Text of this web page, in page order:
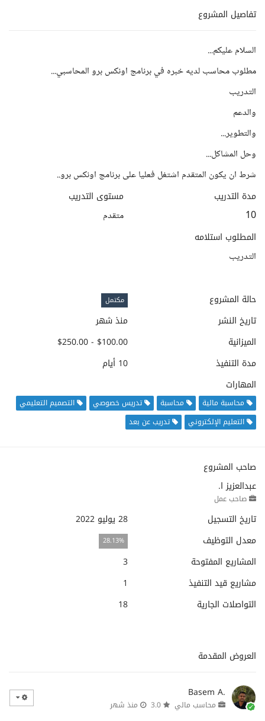
تفاصيل المشروع
السلام عليكم...
مطلوب محاسب لديه خبره في برنامج اونكس برو المحاسبي...
التدريب
والدعم
والتطوير...
وحل المشاكل...
شرط ان يكون المتقدم اشتغل فعليا على برنامج اونكس برو..
مدة التدريب
10
مستوى التدريب
متقدم
المطلوب استلامه
التدريب
حالة المشروع مكتمل
تاريخ النشر
منذ شهر
الميزانية
$100.00 - $250.00
مدة التنفيذ
10 أيام
المهارات
محاسبة مالية محاسبة تدريس خصوصي
التصميم التعليمي
التعليم الإلكتروني
تدريب عن بعد
صاحب المشروع
عبدالعزيز ا.
صاحب عمل
تاريخ التسجيل
28 يوليو 2022
معدل التوظيف
28.13%
المشاريع المفتوحة
3
مشاريع قيد التنفيذ
1
التواصلات الجارية
18
العروض المقدمة
Basem A.
محاسب مالي منذ شهر